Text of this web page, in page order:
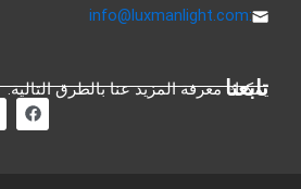
:
info@luxmanlight.com
تابعنا
يمكنك معرفة المزيد عنا بالطرق التالية.
ف
ي
س